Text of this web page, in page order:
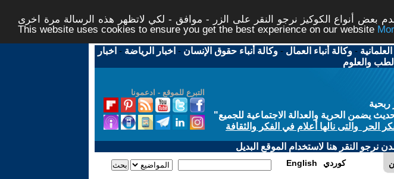
بعض أنواع الكوكيز نرجو النقر على الزر - موافق - لكي لاتظهر هذه الرسالة مرة اخرى -
This website uses cookies to ensure you get the best experience on our website
-وكالة أنباء العمال -وكالة أنباء حقوق الإنسان - اخبار الرياضة - اخبار
والعلوم
التبرع للموقع - ادعمونا
ربحية
يضمن الحرية والعدالة الاجتماعية للجميع"
الحر والتى نالها أعلام في الفكر والثقافة
نرجو النقر هنا لاستخدام الموقع البديل
English كوردي